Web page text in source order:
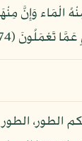
الْمَاء وَإِنَّ
تَعْمَلُونَ (74)
الطور،